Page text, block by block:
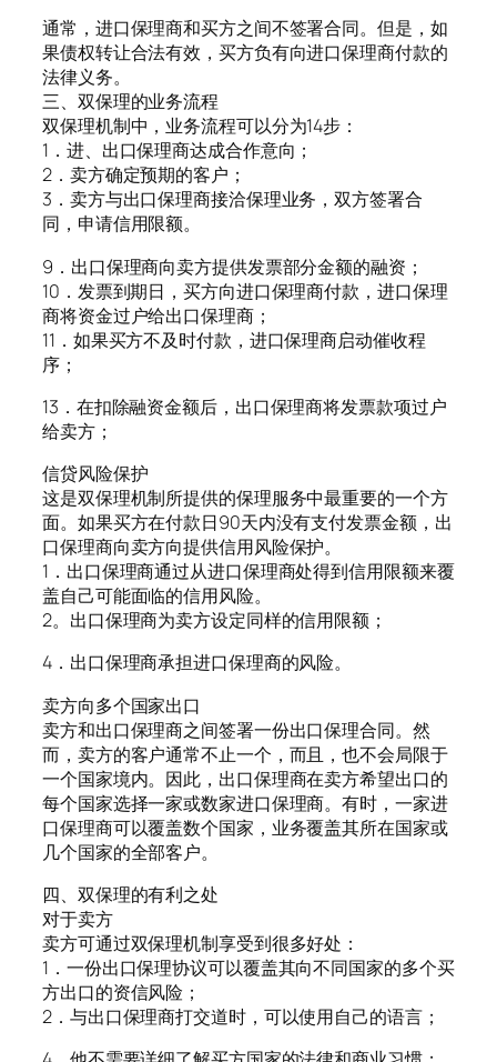
通常，进口保理商和买方之间不签署合同。但是，如
果债权转让合法有效，买方负有向进口保理商付款的
法律义务。
三、双保理的业务流程
双保理机制中，业务流程可以分为14步：
1．进、出口保理商达成合作意向；
2．卖方确定预期的客户；
3．卖方与出口保理商接洽保理业务，双方签署合
同，申请信用限额。
9．出口保理商向卖方提供发票部分金额的融资；
10．发票到期日，买方向进口保理商付款，进口保理
商将资金过户给出口保理商；
11．如果买方不及时付款，进口保理商启动催收程
序；
13．在扣除融资金额后，出口保理商将发票款项过户
给卖方；
信贷风险保护
这是双保理机制所提供的保理服务中最重要的一个方
面。如果买方在付款日90天内没有支付发票金额，出
口保理商向卖方向提供信用风险保护。
1．出口保理商通过从进口保理商处得到信用限额来覆
盖自己可能面临的信用风险。
2。出口保理商为卖方设定同样的信用限额；
4．出口保理商承担进口保理商的风险。
卖方向多个国家出口
卖方和出口保理商之间签署一份出口保理合同。然
而，卖方的客户通常不止一个，而且，也不会局限于
一个国家境内。因此，出口保理商在卖方希望出口的
每个国家选择一家或数家进口保理商。有时，一家进
口保理商可以覆盖数个国家，业务覆盖其所在国家或
几个国家的全部客户。
四、双保理的有利之处
对于卖方
卖方可通过双保理机制享受到很多好处：
1．一份出口保理协议可以覆盖其向不同国家的多个买
方出口的资信风险；
2．与出口保理商打交道时，可以使用自己的语言；